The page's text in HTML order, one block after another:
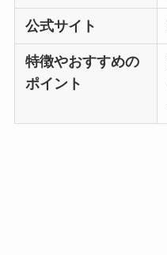
公式サイト
特徴やおすすめの
ポイント